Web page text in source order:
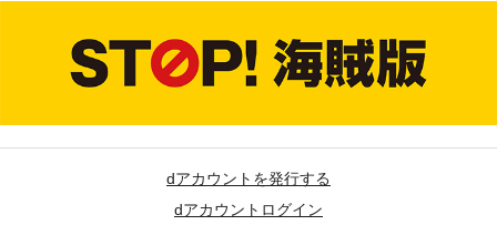
dアカウントを発行する
dアカウントログイン